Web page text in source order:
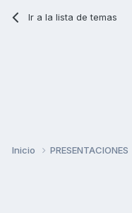
Ir a la lista de temas
Inicio PRESENTACIONES